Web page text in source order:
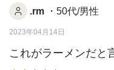
.rm ・50代/男性
2023年04月14日
これがラーメンだと